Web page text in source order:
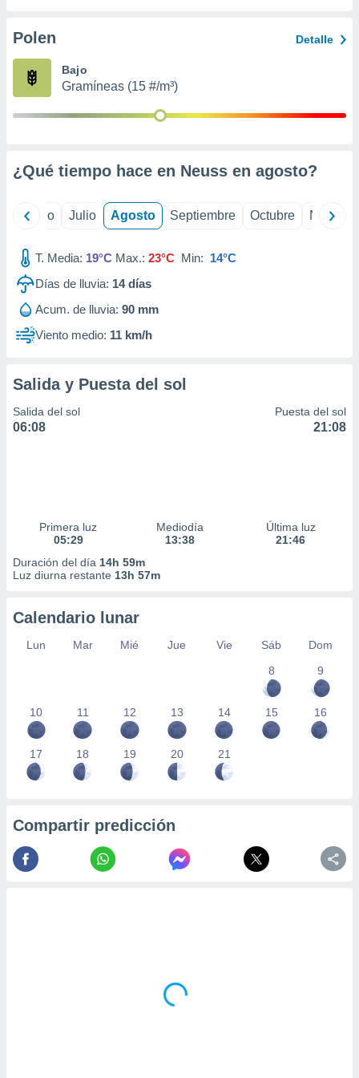
e
mediante
de
Polen Detalle
Bajo
Gramíneas (15 #/m³)
¿Qué tiempo hace en Neuss en agosto?
Junio Julio Agosto Septiembre Octubre
T. Media: 19°C Max.: 23°C Min: 14°C
Días de lluvia: 14días
Acum. de lluvia: 90 mm
Viento medio: 11 km/h
Salida y Puesta del sol
Salida del sol
06:08
Puesta del sol
21:08
Primera luz
05:29
Mediodía
13:38
Última luz
21:46
Duración del día 14h 59m
Luz diurna restante 13h 57m
Calendario lunar
Lun Mar Mié Jue Vie Sáb
Dom
8
9
10 11 12 13 14 15 16
17 18 19 20 21
Compartir predicción